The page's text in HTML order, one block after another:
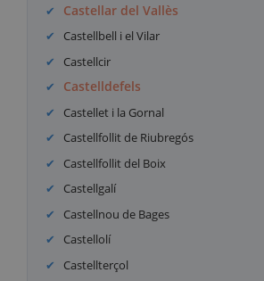
Castellar del Vallès
Castellbell i el Vilar
Castellcir
Castelldefels
Castellet i la Gornal
Castellfollit de Riubregós
Castellfollit del Boix
Castellgalí
Castellnou de Bages
Castellolí
Castellterçol